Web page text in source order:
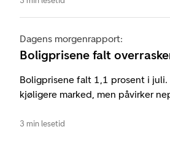
Dagens morgenrapport:
Boligprisene falt
Boligprisene falt 1,1 prosent i
kjøligere marked, men påvirker
3 min lesetid